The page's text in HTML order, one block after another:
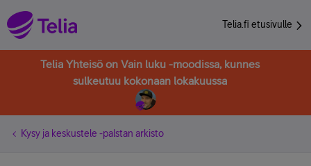
Telia.fi etusivulle
Telia Yhteisö on Vain luku -moodissa, kunnes
sulkeutuu kokonaan lokakuussa
Kysy ja keskustele -palstan arkisto